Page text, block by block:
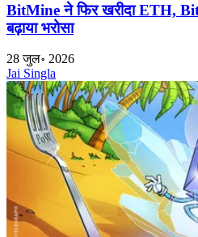
BitMine ने फिर खरीदा ETH,
बढ़ाया भरोसा
28 जुल॰ 2026
Jai Singla